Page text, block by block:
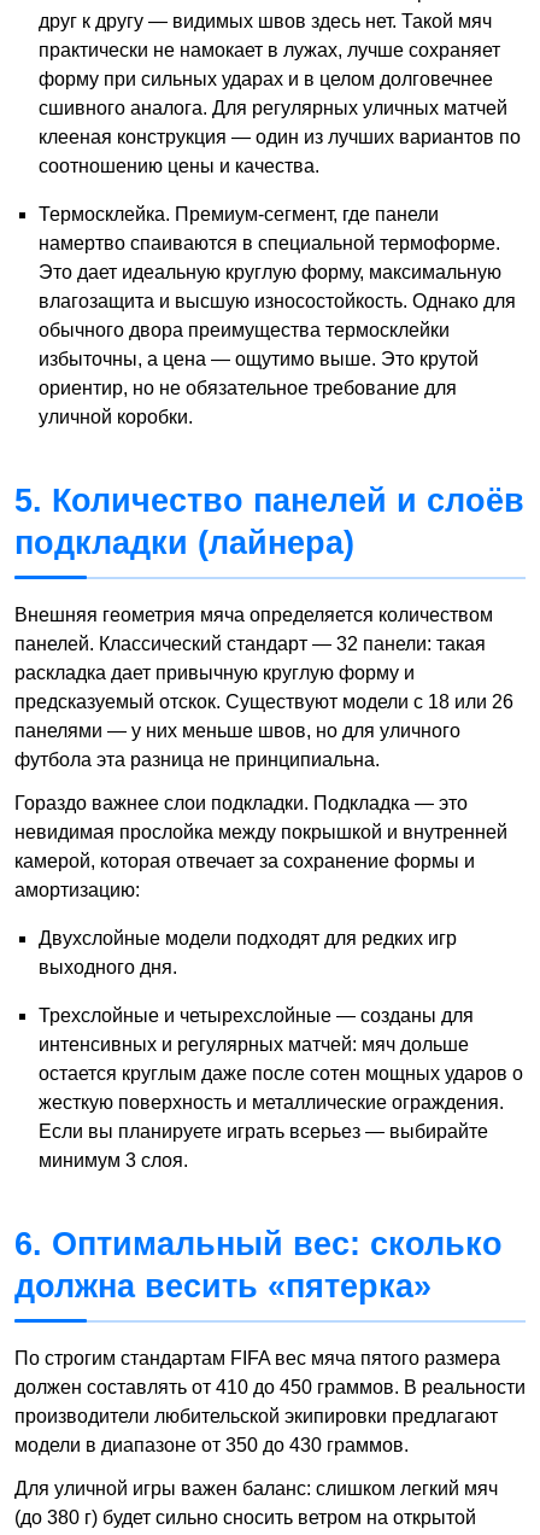
друг к другу — видимых швов здесь нет. Такой мяч
практически не намокает в лужах, лучше сохраняет
форму при сильных ударах и в целом долговечнее
сшивного аналога. Для регулярных уличных матчей
клееная конструкция — один из лучших вариантов по
соотношению цены и качества.
Термосклейка. Премиум-сегмент, где панели
намертво спаиваются в специальной термоформе.
Это дает идеальную круглую форму, максимальную
влагозащита и высшую износостойкость. Однако для
обычного двора преимущества термосклейки
избыточны, а цена — ощутимо выше. Это крутой
ориентир, но не обязательное требование для
уличной коробки.
5. Количество панелей и слоёв
подкладки (лайнера)
Внешняя геометрия мяча определяется количеством
панелей. Классический стандарт — 32 панели: такая
раскладка дает привычную круглую форму и
предсказуемый отскок. Существуют модели с 18 или 26
панелями — у них меньше швов, но для уличного
футбола эта разница не принципиальна.
Гораздо важнее слои подкладки. Подкладка — это
невидимая прослойка между покрышкой и внутренней
камерой, которая отвечает за сохранение формы и
амортизацию:
Двухслойные модели подходят для редких игр
выходного дня.
Трехслойные и четырехслойные — созданы для
интенсивных и регулярных матчей: мяч дольше
остается круглым даже после сотен мощных ударов о
жесткую поверхность и металлические ограждения.
Если вы планируете играть всерьез — выбирайте
минимум 3 слоя.
6. Оптимальный вес: сколько
должна весить «пятерка»
По строгим стандартам FIFA вес мяча пятого размера
должен составлять от 410 до 450 граммов. В реальности
производители любительской экипировки предлагают
модели в диапазоне от 350 до 430 граммов.
Для уличной игры важен баланс: слишком легкий мяч
(до 380 г) будет сильно сносить ветром на открытой